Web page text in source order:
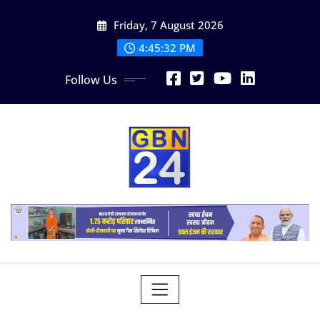
Friday, 7 August 2026
4:45:33 PM
Follow Us